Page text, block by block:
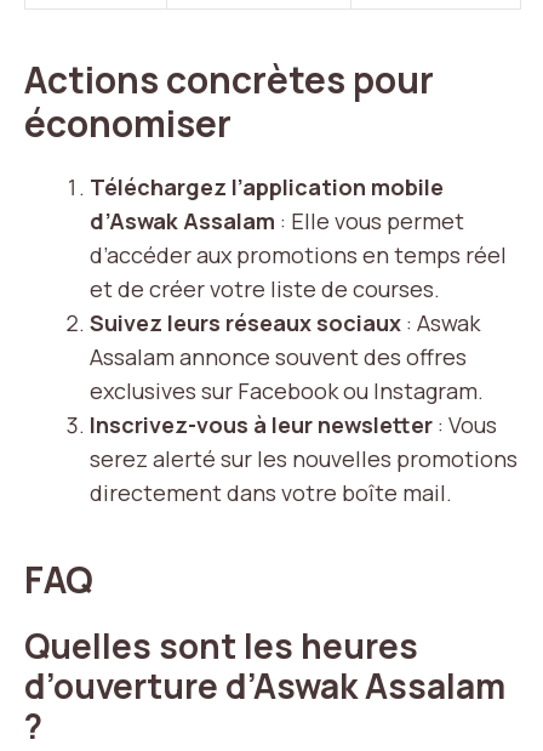
Actions concrètes pour
économiser
Téléchargez l’application mobile
d’Aswak Assalam : Elle vous permet
d’accéder aux promotions en temps réel
et de créer votre liste de courses.
Suivez leurs réseaux sociaux : Aswak
Assalam annonce souvent des offres
exclusives sur Facebook ou Instagram.
Inscrivez-vous à leur newsletter : Vous
serez alerté sur les nouvelles promotions
directement dans votre boîte mail.
FAQ
Quelles sont les heures
d’ouverture d’Aswak Assalam
?